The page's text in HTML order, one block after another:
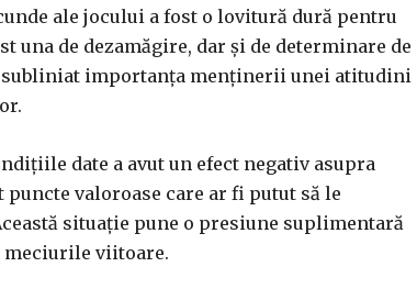
ale jocului a fost o lovitură dură pentru
de dezamăgire, dar și de determinare de
subliniat importanța menținerii unei atitudini
date a avut un efect negativ asupra
valoroase care ar fi putut să le
situație pune o presiune suplimentară
meciurile viitoare.